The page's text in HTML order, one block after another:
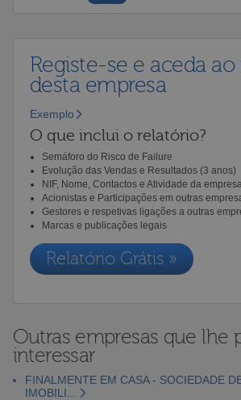
Registe-se e aceda
desta empresa
Exemplo
O que inclui o relatório?
Semáforo do Risco de Failure
Evolução das Vendas e Resultados (3 anos)
NIF, Nome, Contactos e Atividade da
Acionistas e Participações em outras
Gestores e respetivas ligações a outras
Marcas e publicações legais
Relatório Grátis »
Outras empresas que lhe
interessar
FINALMENTE EM CASA - SOCIEDADE
IMOBILI...